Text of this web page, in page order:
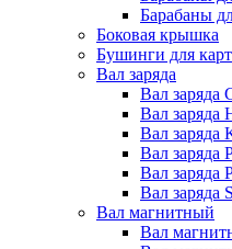
Барабаны
Боковая крышка
Бушинги для
Вал заряда
Вал заряда
Вал заряда
Вал заряда
Вал заряда
Вал заряда
Вал заряда
Вал магнитный
Вал